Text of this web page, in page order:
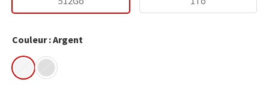
Couleur : Argent